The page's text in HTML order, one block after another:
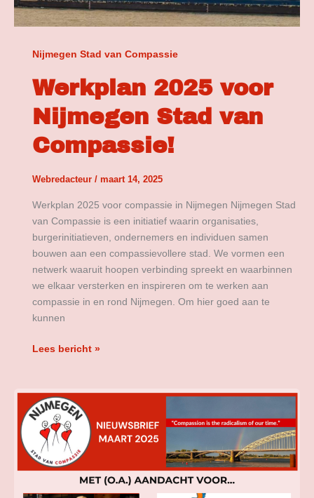
Nijmegen Stad van Compassie
Werkplan 2025 voor
Nijmegen Stad van
Compassie!
Webredacteur / maart 14, 2025
Werkplan 2025 voor compassie in Nijmegen Nijmegen Stad
van Compassie is een initiatief waarin organisaties,
burgerinitiatieven, ondernemers en individuen samen
bouwen aan een compassievollere stad. We vormen een
netwerk waaruit hoopen verbinding spreekt en waarbinnen
we elkaar versterken en inspireren om te werken aan
compassie in en rond Nijmegen. Om hier goed aan te
kunnen
Lees bericht »
Nieuwsbrief
maart
2025